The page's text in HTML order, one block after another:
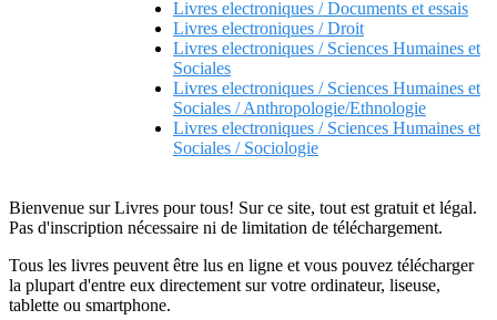
Livres electroniques / Documents et essais
Livres electroniques / Droit
Livres electroniques / Sciences Humaines et
Sociales
Livres electroniques / Sciences Humaines et
Sociales / Anthropologie/Ethnologie
Livres electroniques / Sciences Humaines et
Sociales / Sociologie
Bienvenue sur Livres pour tous! Sur ce site, tout est gratuit et légal.
Pas d'inscription nécessaire ni de limitation de téléchargement.
Tous les livres peuvent être lus en ligne et vous pouvez télécharger
la plupart d'entre eux directement sur votre ordinateur, liseuse,
tablette ou smartphone.